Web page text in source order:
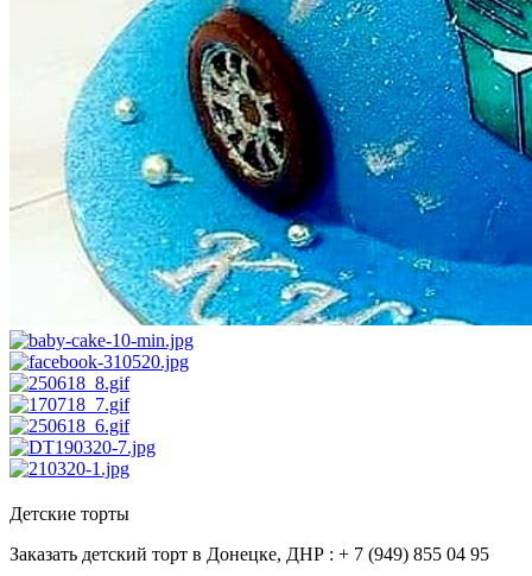
Детские торты
Заказать детский торт в Донецке, ДНР : + 7 (949) 855 04 95